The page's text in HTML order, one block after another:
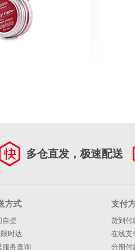
多仓直发，极速配送
方式
自提
时达
服务查询
支付
货到付
在线支
分期付